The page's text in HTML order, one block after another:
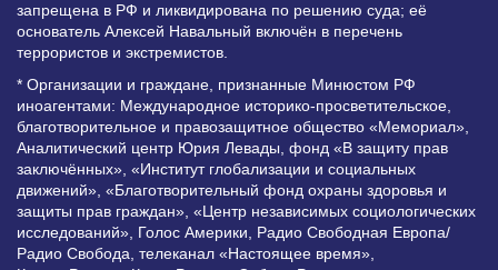
запрещена в РФ и ликвидирована по решению суда; её
основатель Алексей Навальный включён в перечень
террористов и экстремистов.
* Организации и граждане, признанные Минюстом РФ
иноагентами: Международное историко-просветительское,
благотворительное и правозащитное общество «Мемориал»,
Аналитический центр Юрия Левады, фонд «В защиту прав
заключённых», «Институт глобализации и социальных
движений», «Благотворительный фонд охраны здоровья и
защиты прав граждан», «Центр независимых социологических
исследований», Голос Америки, Радио Свободная Европа/
Радио Свобода, телеканал «Настоящее время»,